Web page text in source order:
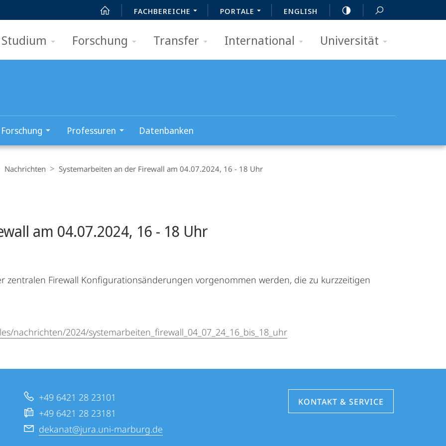
FACHBEREICHE PORTALE ENGLISH
Studium Forschung Transfer International Universität
Forschung Professuren Datenbanken
Nachrichten Systemarbeiten an der Firewall am 04.07.2024, 16 - 18 Uhr
am 04.07.2024, 16 - 18 Uhr
zentralen Firewall Konfigurationsänderungen vorgenommen werden, die zu kurzzeitigen
nachrichten/2024/systemarbeiten_firewall_04_07_24_16_bis_18_uhr
+49 6421 28 23101
+49 6421 28 23181
dekanat@jura.uni-marburg.de
KONTAKT & SERVICE